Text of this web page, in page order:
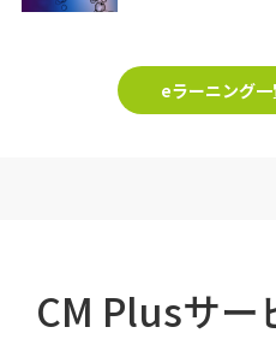
eラーニング
CM Plusサー